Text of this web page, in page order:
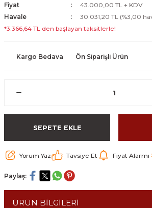
Fiyat
43.000,00 TL + KDV
Havale
30.031,20 TL (%3,00
*3.366,64 TL den başlayan taksitlerle!
Kargo Bedava Ön Siparişli Ürün
SEPETE EKLE
Yorum Yaz Tavsiye Et Fiyat Alarmı
Paylaş:
ÜRÜN BİLGİLERİ